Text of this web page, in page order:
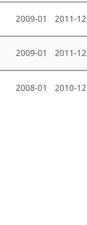
2009-01 2011-12
2009-01 2011-12
2008-01 2010-12